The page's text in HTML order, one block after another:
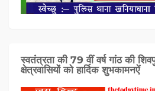
स्वतंत्रता की 79 वीं वर्ष गांठ की
क्षेत्रवासियों को हार्दिक शुभकामनऐं